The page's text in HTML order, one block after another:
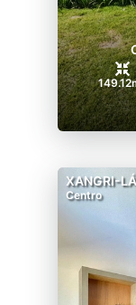
XANGRI-LÁ
Centro